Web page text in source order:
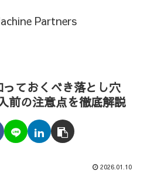
Partners
ておくべき落とし穴
前の注意点を徹底解説
2026.01.10